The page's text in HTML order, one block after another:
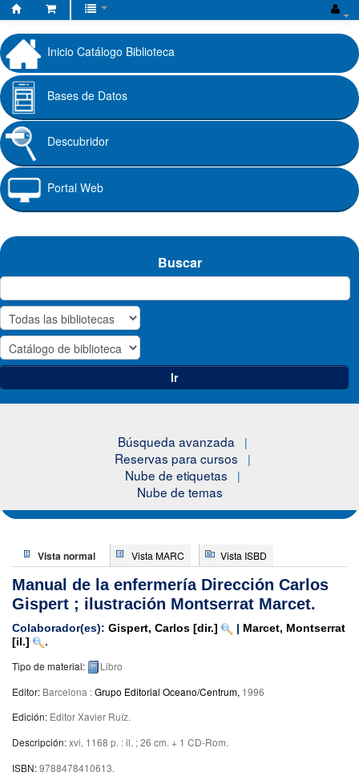
Fundación
Universitaria
Cafam
Inicio Catálogo Biblioteca
Bases de Datos
Descubridor
Portal Web
Buscar
Ir
Búsqueda avanzada
Reservas para cursos
Nube de etiquetas
Nube de temas
Vista normal Vista MARC Vista ISBD
Manual de la enfermería Dirección Carlos
Gispert ; ilustración Montserrat Marcet.
Colaborador(es): Gispert, Carlos [dir.] | Marcet, Montserrat
[il.]
.
Tipo de material:
Libro
Editor: Barcelona :Grupo Editorial Oceano/Centrum, 1996
Edición: Editor Xavier Ruíz.
Descripción:xvi, 1168 p. : il. ; 26 cm. + 1 CD-Rom.
ISBN:9788478410613.